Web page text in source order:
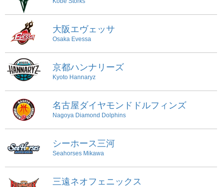
大阪エヴェッサ
Osaka Evessa
京都ハンナリーズ
Kyoto Hannaryz
名古屋ダイヤモンドドルフィンズ
Nagoya Diamond Dolphins
シーホース三河
Seahorses Mikawa
三遠ネオフェニックス